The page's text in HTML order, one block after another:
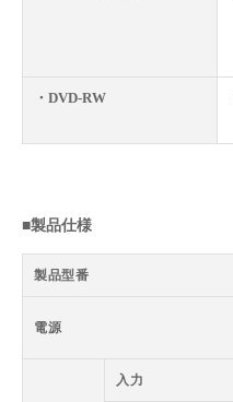
・DVD-RW
■製品仕様
製品型番
電源
入力